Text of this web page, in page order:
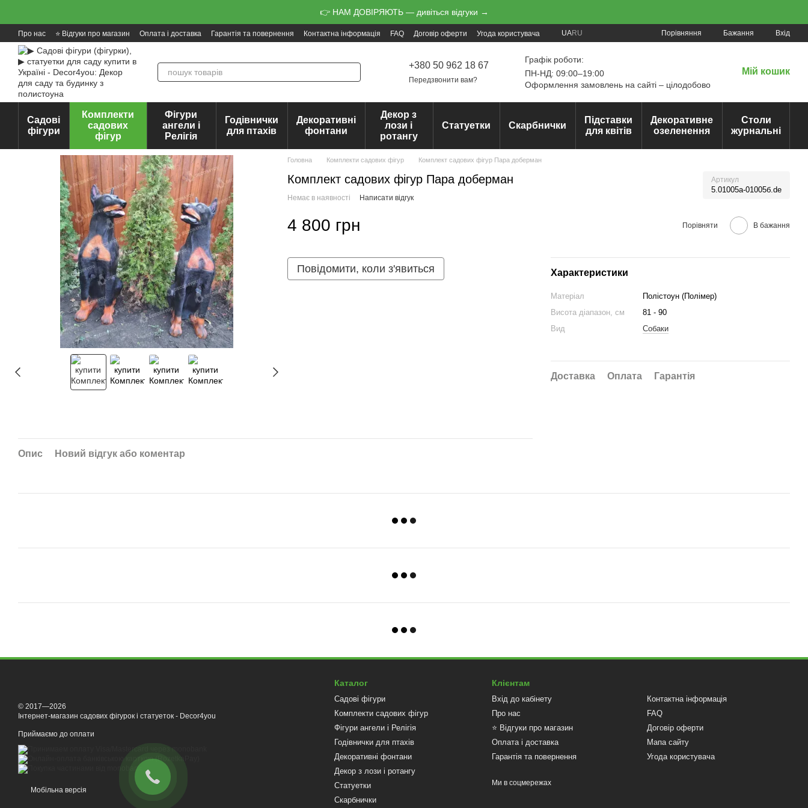
👉 НАМ ДОВІРЯЮТЬ — дивіться відгуки →
Про нас ⭐ Відгуки про магазин Оплата і доставка Гарантія та повернення Контактна інформація FAQ Договір оферти Угода користувача UARU Порівняння Бажання Вхід
+380 50 962 18 67
Передзвонити вам?
Графік роботи:
ПН-НД: 09:00–19:00
Оформлення замовлень на сайті – цілодобово
Мій кошик
Садові
фігури
Комплекти
садових
фігур
Фігури
ангели і
Релігія
Годівнички
для птахів
Декоративні
фонтани
Декор з
лози і
ротангу
Статуетки Скарбнички
Підставки
для квітів
Декоративне
озеленення
Столи
журнальні
Головна Комплекти садових фігур Комплект садових фігур Пара доберман
Комплект садових фігур Пара доберман Артикул
5.01005а-01005б.de
Немає в наявності Написати відгук
4 800 грн Порівняти В бажання
Повідомити, коли з'явиться Характеристики
Матеріал
Полістоун (Полімер)
Висота діапазон, см
81 - 90
Вид
Собаки
Доставка Оплата Гарантія
Опис Новий відгук або коментар
© 2017—2026
Інтернет-магазин садових фігурок і статуеток - Decor4you
Приймаємо до оплати
Мобільна версія
Каталог
Садові фігури
Комплекти садових фігур
Фігури ангели і Релігія
Годівнички для птахів
Декоративні фонтани
Декор з лози і ротангу
Статуетки
Скарбнички
Клієнтам
Вхід до кабінету
Про нас
⭐ Відгуки про магазин
Оплата і доставка
Гарантія та повернення
Контактна інформація
FAQ
Договір оферти
Мапа сайту
Угода користувача
Ми в соцмережах